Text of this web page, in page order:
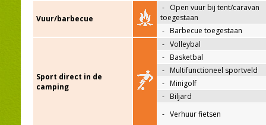
Vuur/barbecue
- Open vuur bij tent/caravan
toegestaan
- Barbecue toegestaan
Sport direct in de
camping
- Volleybal
- Basketbal
- Multifunctioneel sportveld
- Minigolf
- Biljard
- Verhuur fietsen